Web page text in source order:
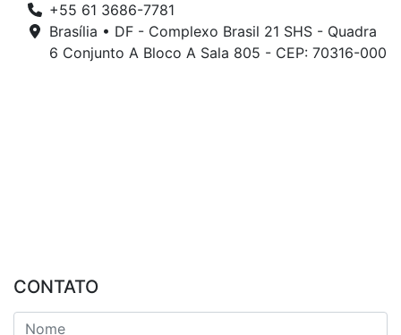
+55 61 3686-7781
Brasília • DF - Complexo Brasil 21 SHS - Quadra
6 Conjunto A Bloco A Sala 805 - CEP: 70316-000
CONTATO